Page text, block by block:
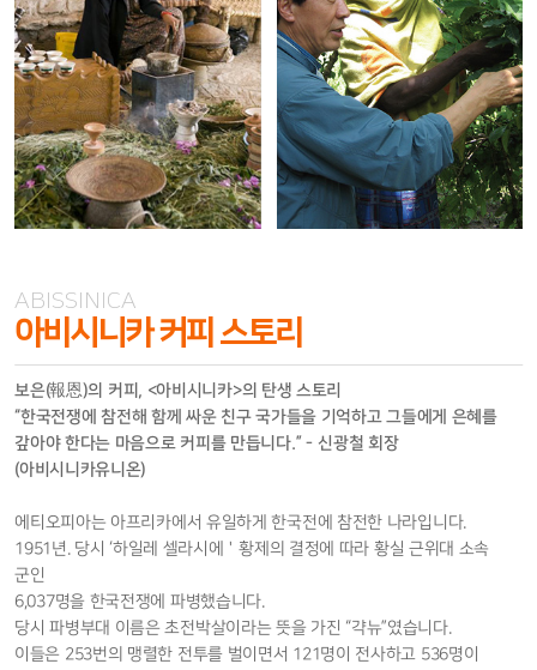
아비시니카 커피 스토리
보은(報恩)의 커피, <아비시니카>의 탄생 스토리
“한국전쟁에 참전해 함께 싸운 친구 국가들을 기억하고 그들에게 은혜를
갚아야 한다는 마음으로 커피를 만듭니다.” - 신광철 회장
(아비시니카유니온)
에티오피아는 아프리카에서 유일하게 한국전에 참전한 나라입니다.
1951년. 당시 ‘하일레 셀라시에＇황제의 결정에 따라 황실 근위대 소속
군인
6,037명을 한국전쟁에 파병했습니다.
당시 파병부대 이름은 초전박살이라는 뜻을 가진 “갹뉴”였습니다.
이들은 253번의 맹렬한 전투를 벌이면서 121명이 전사하고 536명이